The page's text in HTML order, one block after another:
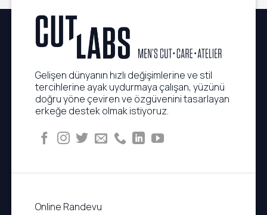
Gelişen dünyanın hızlı değişimlerine ve stil
tercihlerine ayak uydurmaya çalışan, yüzünü
doğru yöne çeviren ve özgüvenini tasarlayan
erkeğe destek olmak istiyoruz.
Online Randevu